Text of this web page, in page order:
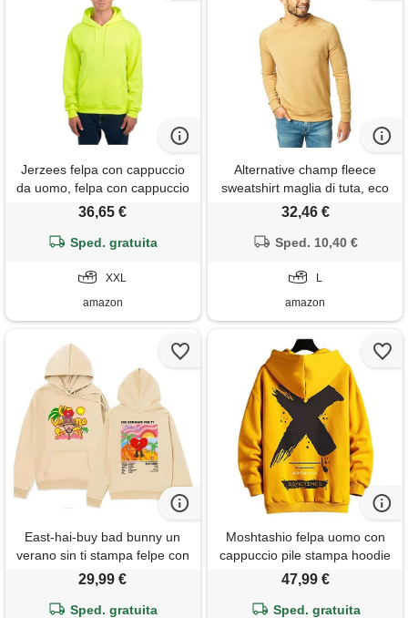
Jerzees felpa con cappuccio
da uomo, felpa con cappuccio
- safety green, 2xl
36,65 €
Sped. gratuita
XXL
amazon
Alternative champ fleece
sweatshirt maglia di tuta, eco
true camel, l uomo
32,46 €
Sped. 10,40 €
L
amazon
East-hai-buy bad bunny un
verano sin ti stampa felpe con
cappuccio pullover a maniche
felpe in pile top
29,99 €
Sped. gratuita
Moshtashio felpa uomo con
cappuccio pile stampa hoodie
sweatshirt donna
47,99 €
Sped. gratuita